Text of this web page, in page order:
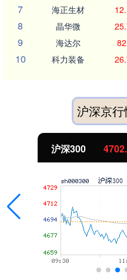
7 海正生材
8 晶华微
9 海达尔
10 科力装备
沪深京
北证50